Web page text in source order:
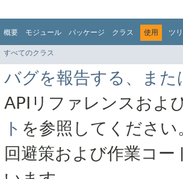
概要 モジュール パッケージ クラス 使用 ツ
すべてのクラス
バグを報告する、ま
APIリファレンスおよ
ト を参照してくださ
回避策および作業コ